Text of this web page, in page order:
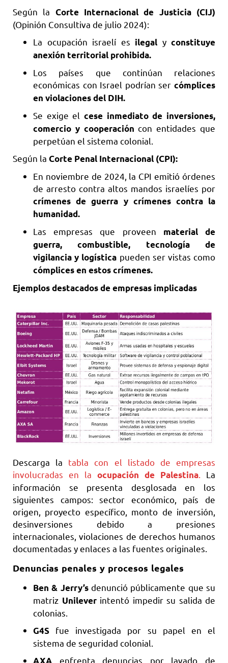
Según la Corte Internacional de Justicia (CIJ)
(Opinión Consultiva de julio 2024):
La ocupación israelí es ilegal y constituye
anexión territorial prohibida.
Los países que continúan relaciones
económicas con Israel podrían ser cómplices
en violaciones del DIH.
Se exige el cese inmediato de inversiones,
comercio y cooperacióncon entidades que
perpetúan el sistema colonial.
Según la Corte Penal Internacional (CPI):
En noviembre de 2024, la CPI emitió órdenes
de arresto contra altos mandos israelíes por
crímenes de guerra y crímenes contra la
humanidad.
Las empresas que proveen material de
guerra, combustible, tecnología de
vigilancia y logística pueden ser vistas como
cómplices en estos crímenes.
Ejemplos destacados de empresas implicadas
Descarga la tabla con el listado de empresas
involucradas en la ocupación de Palestina
La
información se presenta desglosada en los
siguientes campos: sector económico, país de
origen, proyecto específico, monto de inversión,
desinversiones debido a presiones
internacionales, violaciones de derechos humanos
documentadas y enlaces a las fuentes originales.
Denuncias penales y procesos legales
Ben & Jerry’s denunció públicamente que su
matriz Unilever intentó impedir su salida de
colonias.
G4S fue investigada por su papel en el
sistema de seguridad colonial.
AXA enfrenta denuncias por lavado de